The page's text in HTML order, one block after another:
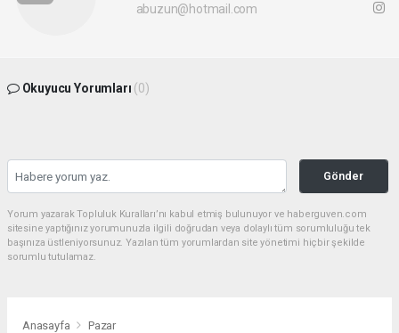
abuzun@hotmail.com
Okuyucu Yorumları (0)
Gönder
Yorum yazarak Topluluk Kuralları’nı kabul etmiş bulunuyor ve haberguven.com
sitesine yaptığınız yorumunuzla ilgili doğrudan veya dolaylı tüm sorumluluğu tek
başınıza üstleniyorsunuz. Yazılan tüm yorumlardan site yönetimi hiçbir şekilde
sorumlu tutulamaz.
Anasayfa Pazar